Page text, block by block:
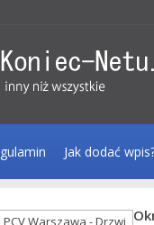
Jak dodać
Okna